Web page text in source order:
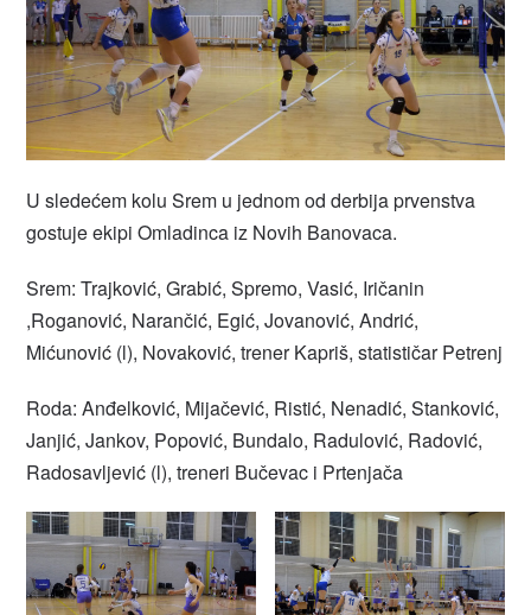
U sledećem kolu Srem u jednom od derbija prvenstva
gostuje ekipi Omladinca iz Novih Banovaca.
Srem: Trajković, Grabić, Spremo, Vasić, Iričanin
,Roganović, Narančić, Egić, Jovanović, Andrić,
Mićunović (l), Novaković, trener Kapriš, statističar Petrenj
Roda: Anđelković, Mijačević, Ristić, Nenadić, Stanković,
Janjić, Jankov, Popović, Bundalo, Radulović, Radović,
Radosavljević (l), treneri Bučevac i Prtenjača